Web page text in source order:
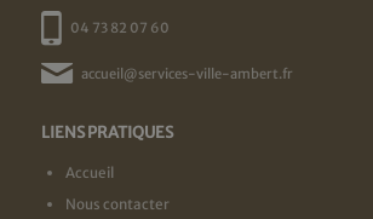
04 73 82 07 60
accueil@services-ville-ambert.fr
LIENS PRATIQUES
Accueil
Nous contacter